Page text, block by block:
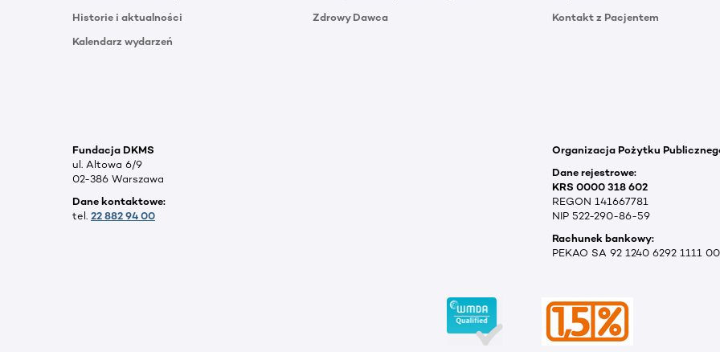
Historie i aktualności
Kalendarz wydarzeń
Zdrowy Dawca
Kontakt z Pacjentem
Fundacja DKMS
ul. Altowa 6/9
02-386 Warszawa
Dane kontaktowe:
tel. 22 882 94 00
Organizacja Pożytku
Dane rejestrowe:
KRS 0000 318 602
REGON 141667781
NIP 522-290-86-59
Rachunek bankowy:
PEKAO SA 92 1240 6292 1111